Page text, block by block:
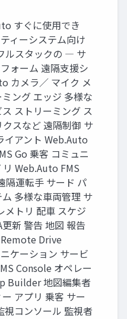
すぐに使用でき
ィーシステム向け
ルスタックの ― サ
ォーム 遠隔支援シ
カメラ／ マイク メ
ング エッジ 多様な
ストリーミング ス
クスなど 遠隔制御 サ
イアント Web.Auto
Go 乗客 コミュニ
Web.Auto FMS
隔運転手 サード パ
多様な車両管理 サ
メトリ 配車 スケジ
新 警告 地図 報告
Drive
ケーション サービ
Console オペレー
Builder 地図編集者
アプリ 乗客 サー
視コンソール 監視者